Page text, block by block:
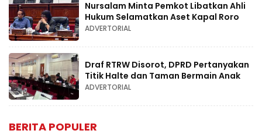
Nursalam Minta Pemkot Libatkan Ahli
Hukum Selamatkan Aset Kapal Roro
ADVERTORIAL
Draf RTRW Disorot, DPRD Pertanyakan
Titik Halte dan Taman Bermain Anak
ADVERTORIAL
BERITA POPULER